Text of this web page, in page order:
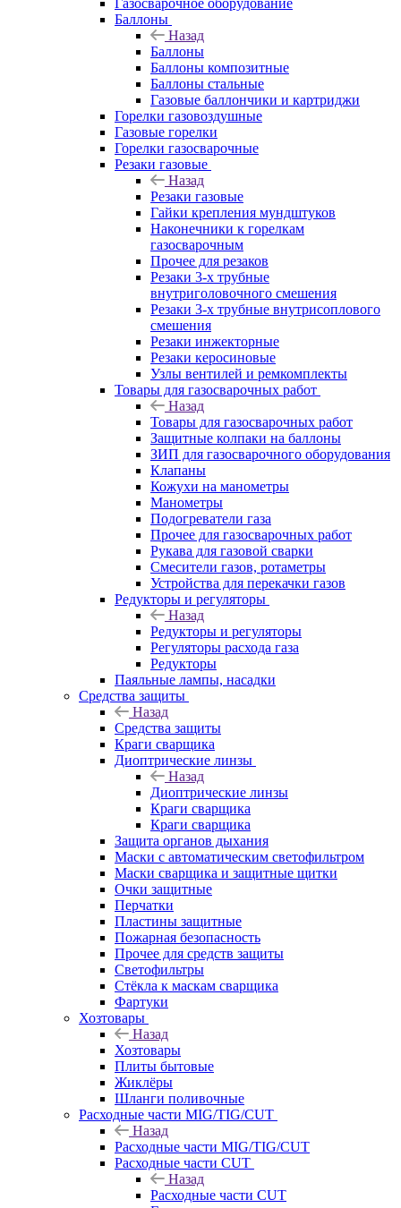
Газосварочное оборудование
Баллоны
Назад
Баллоны
Баллоны композитные
Баллоны стальные
Газовые баллончики и картриджи
Горелки газовоздушные
Газовые горелки
Горелки газосварочные
Резаки газовые
Назад
Резаки газовые
Гайки крепления мундштуков
Наконечники к горелкам
газосварочным
Прочее для резаков
Резаки 3-х трубные
внутриголовочного смешения
Резаки 3-х трубные внутрисоплового
смешения
Резаки инжекторные
Резаки керосиновые
Узлы вентилей и ремкомплекты
Товары для газосварочных работ
Назад
Товары для газосварочных работ
Защитные колпаки на баллоны
ЗИП для газосварочного оборудования
Клапаны
Кожухи на манометры
Манометры
Подогреватели газа
Прочее для газосварочных работ
Рукава для газовой сварки
Смесители газов, ротаметры
Устройства для перекачки газов
Редукторы и регуляторы
Назад
Редукторы и регуляторы
Регуляторы расхода газа
Редукторы
Паяльные лампы, насадки
Средства защиты
Назад
Средства защиты
Краги сварщика
Диоптрические линзы
Назад
Диоптрические линзы
Краги сварщика
Краги сварщика
Защита органов дыхания
Маски с автоматическим светофильтром
Маски сварщика и защитные щитки
Очки защитные
Перчатки
Пластины защитные
Пожарная безопасность
Прочее для средств защиты
Светофильтры
Стёкла к маскам сварщика
Фартуки
Хозтовары
Назад
Хозтовары
Плиты бытовые
Жиклёры
Шланги поливочные
Расходные части MIG/TIG/CUT
Назад
Расходные части MIG/TIG/CUT
Расходные части CUT
Назад
Расходные части CUT